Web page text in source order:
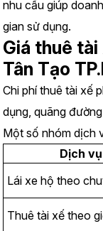
nhu cầu giúp
gian sử dụng.
Giá thuê
Tân Tạo
Chi phí thuê tài xế
dụng, quãng
Một số nhóm dịch
Dịch vụ
Lái xe hộ theo
Thuê tài xế theo